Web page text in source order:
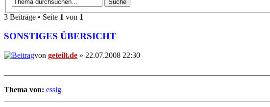
3 Beiträge • Seite 1 von 1
SONSTIGES ÜBERSICHT
von geteilt.de » 22.07.2008 22:30
Thema von: essig